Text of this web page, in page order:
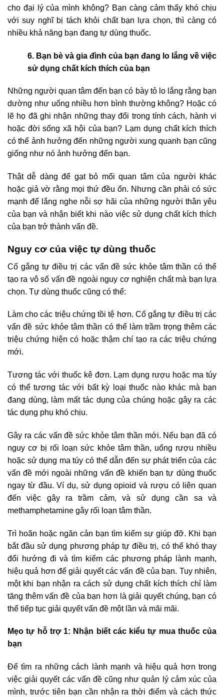
cho đại lý của mình không? Bạn càng cảm thấy khó chịu
với suy nghĩ bị tách khỏi chất bạn lựa chọn, thì càng có
nhiều khả năng bạn đang tự dùng thuốc.
6. Bạn bè và gia đình của bạn đang lo lắng về việc
sử dụng chất kích thích của bạn
Những người quan tâm đến bạn có bày tỏ lo lắng rằng bạn
dường như uống nhiều hơn bình thường không? Hoặc có
lẽ họ đã ghi nhận những thay đổi trong tính cách, hành vi
hoặc đời sống xã hội của bạn? Lạm dụng chất kích thích
có thể ảnh hưởng đến những người xung quanh bạn cũng
giống như nó ảnh hưởng đến bạn.
Thật dễ dàng để gạt bỏ mối quan tâm của người khác
hoặc giả vờ rằng mọi thứ đều ổn. Nhưng cần phải có sức
mạnh để lắng nghe nỗi sợ hãi của những người thân yêu
của bạn và nhận biết khi nào việc sử dụng chất kích thích
của bạn trở thành vấn đề.
Nguy cơ của việc tự dùng thuốc
Cố gắng tự điều trị các vấn đề sức khỏe tâm thần có thể
tạo ra vô số vấn đề ngoài nguy cơ nghiện chất mà bạn lựa
chọn. Tự dùng thuốc cũng có thể:
Làm cho các triệu chứng tồi tệ hơn. Cố gắng tự điều trị các
vấn đề sức khỏe tâm thần có thể làm trầm trọng thêm các
triệu chứng hiện có hoặc thậm chí tạo ra các triệu chứng
mới.
Tương tác với thuốc kê đơn. Lạm dụng rượu hoặc ma túy
có thể tương tác với bất kỳ loại thuốc nào khác mà bạn
đang dùng, làm mất tác dụng của chúng hoặc gây ra các
tác dụng phụ khó chịu.
Gây ra các vấn đề sức khỏe tâm thần mới. Nếu bạn đã có
nguy cơ bị rối loạn sức khỏe tâm thần, uống rượu nhiều
hoặc sử dụng ma túy có thể dẫn đến sự phát triển của các
vấn đề mới ngoài những vấn đề khiến bạn tự dùng thuốc
ngay từ đầu. Ví dụ, sử dụng opioid và rượu có liên quan
đến việc gây ra trầm cảm, và sử dụng cần sa và
methamphetamine gây rối loạn tâm thần.
Trì hoãn hoặc ngăn cản bạn tìm kiếm sự giúp đỡ. Khi bạn
bắt đầu sử dụng phương pháp tự điều trị, có thể khó thay
đổi hướng đi và tìm kiếm các phương pháp lành mạnh,
hiệu quả hơn để giải quyết các vấn đề của bạn. Tuy nhiên,
một khi bạn nhận ra cách sử dụng chất kích thích chỉ làm
tăng thêm vấn đề của bạn hơn là giải quyết chúng, bạn có
thể tiếp tục giải quyết vấn đề một lần và mãi mãi.
Mẹo tự hỗ trợ 1: Nhận biết các kiểu tự mua thuốc của
bạn
Để tìm ra những cách lành mạnh và hiệu quả hơn trong
việc giải quyết các vấn đề cũng như quản lý cảm xúc của
mình, trước tiên bạn cần nhận ra thời điểm và cách thức